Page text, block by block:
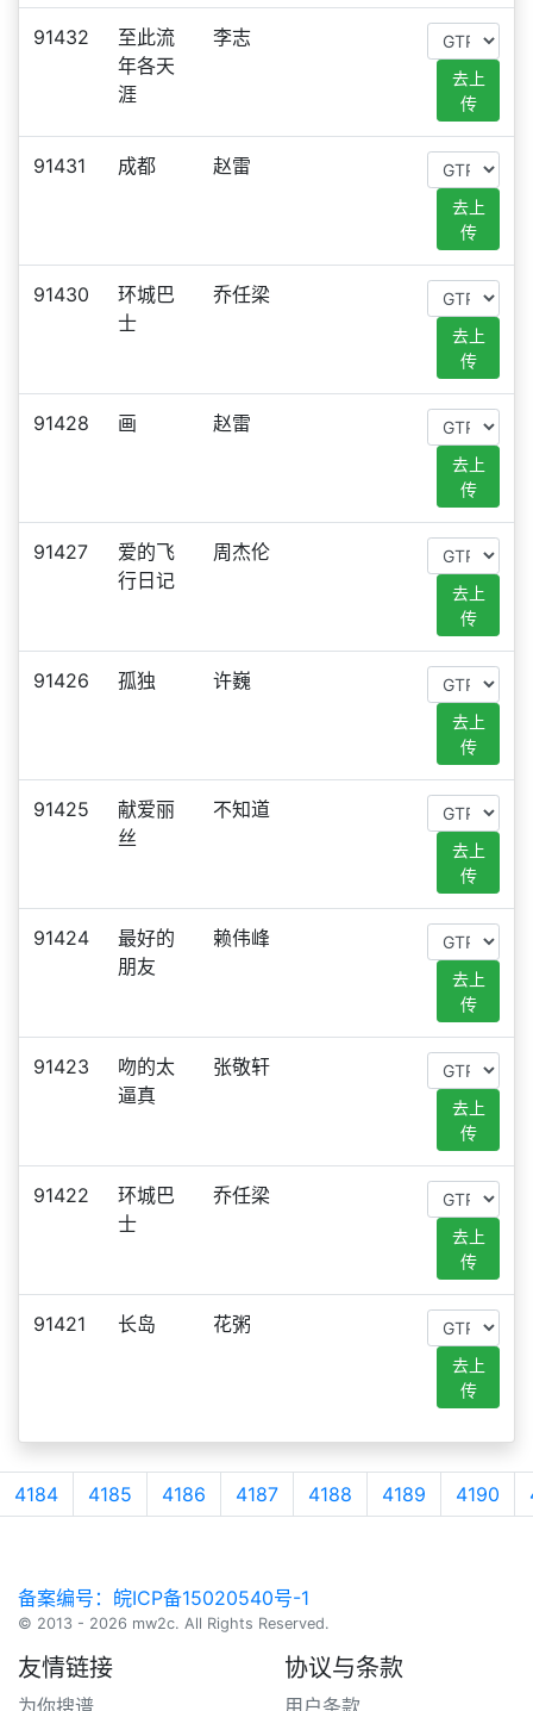
91432
至此流
年各天
涯
李志
去上
传
91431 成都 赵雷
去上
传
91430
环城巴
士
乔任梁
去上
传
91428 画 赵雷
去上
传
91427
爱的飞
行日记
周杰伦
去上
传
91426 孤独 许巍
去上
传
91425
献爱丽
丝
不知道
去上
传
91424
最好的
朋友
赖伟峰
去上
传
91423
吻的太
逼真
张敬轩
去上
传
91422
环城巴
士
乔任梁
去上
传
91421 长岛 花粥
去上
传
4184 4185 4186 4187 4188 4189 4190
备案编号：皖ICP备15020540号-1
© 2013 - 2026 mw2c. All Rights Reserved.
友情链接
为你搜谱
协议与条款
用户条款